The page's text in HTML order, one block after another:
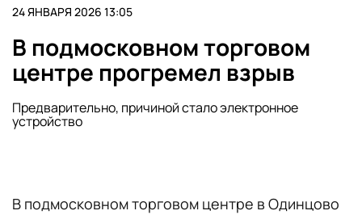
24 ЯНВАРЯ 2026 13:05
В подмосковном торговом
центре прогремел взрыв
Предварительно, причиной стало электронное
устройство
В подмосковном торговом центре в Одинцово